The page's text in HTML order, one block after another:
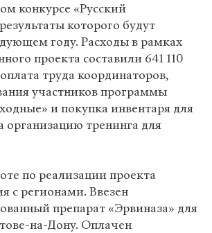
конкурсе «Русский
которого будут
году. Расходы в рамках
проекта составили 641 110
труда координаторов,
участников программы
и покупка инвентаря для
организацию тренинга для
по реализации проекта
с регионами. Ввезен
препарат «Эрвиназа» для
на-Дону. Оплачен